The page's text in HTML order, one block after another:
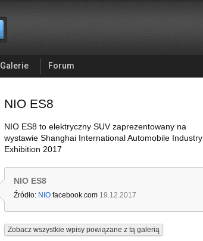
Galerie Forum
NIO ES8
NIO ES8 to elektryczny SUV zaprezentowany na
wystawie Shanghai International Automobile Industry
Exhibition 2017
NIO ES8
Źródło: NIO facebook.com 19.12.2017
Zobacz wszystkie wpisy powiązane z tą galerią